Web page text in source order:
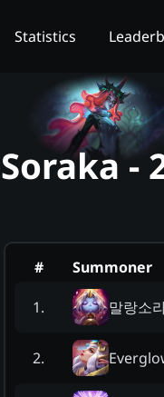
Statistics
-
#
Summoner
1. 말랑소
2.